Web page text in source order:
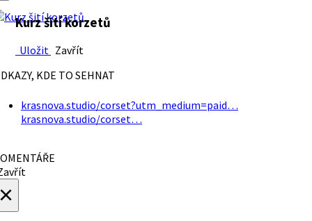
Kurz šití korzetů
Uložit Zavřít
KDE TO SEHNAT
krasnova.studio/corset?utm_medium=paid…
krasnova.studio/corset…